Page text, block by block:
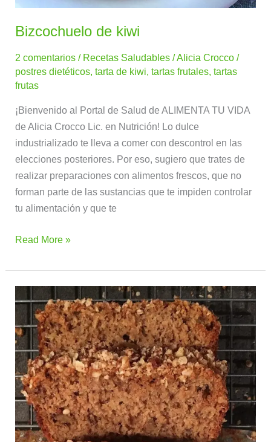
Bizcochuelo de kiwi
2 comentarios / Recetas Saludables /Alicia Crocco/
postres dietéticos,tarta de kiwi,tartas frutales,tartas
frutas
¡Bienvenido al Portal de Salud de ALIMENTA TU VIDA
de Alicia Crocco Lic. en Nutrición! Lo dulce
industrializado te lleva a comer con descontrol en las
elecciones posteriores. Por eso, sugiero que trates de
realizar preparaciones con alimentos frescos, que no
forman parte de las sustancias que te impiden controlar
tu alimentación y que te
Read More »
Budín
banana
y
nueces